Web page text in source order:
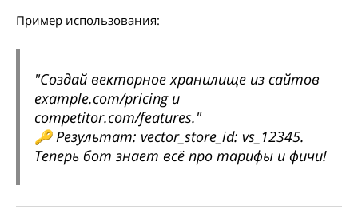
Пример использования:
"Создай векторное хранилище из сайтов
example.com/pricing и
competitor.com/features."
🔑Результат: vector_store_id: vs_12345.
Теперь бот знает всё про тарифы и фичи!